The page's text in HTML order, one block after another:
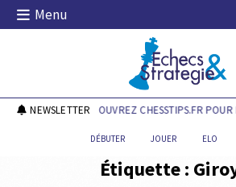
Skip
Menu
Echecs & Stratégie
NEWSLETTERDÉCOUVREZ CHESSTIPS.FR POUR
DÉBUTER JOUER ELO
Étiquette :